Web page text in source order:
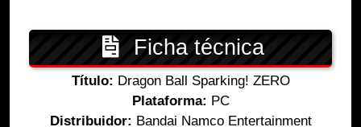
Ficha técnica
Título: Dragon Ball Sparking! ZERO
Plataforma: PC
Distribuidor: Bandai Namco Entertainment